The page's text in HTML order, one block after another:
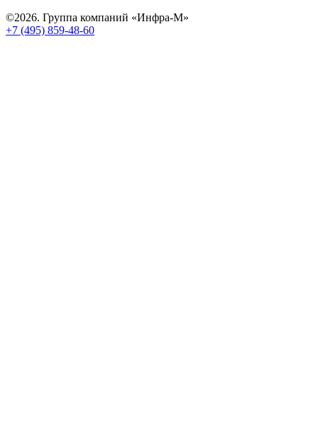
©2026. Группа компаний «Инфра-М»
+7 (495) 859-48-60